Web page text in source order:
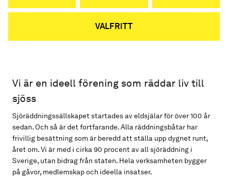
VALFRITT
Vi är en ideell förening som räddar liv till
sjöss
Sjöräddningssällskapet startades av eldsjälar för över 100 år
sedan. Och så är det fortfarande. Alla räddningsbåtar har
frivillig besättning som är beredd att ställa upp dygnet runt,
året om. Vi är med i cirka 90 procent av all sjöräddning i
Sverige, utan bidrag från staten. Hela verksamheten bygger
på gåvor, medlemskap och ideella insatser.